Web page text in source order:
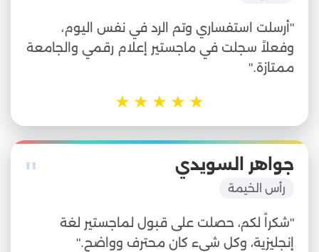
"أرسلت استفساري وتم الرد في نفس اليوم،
وفعلاً سجلت في ماجستير إعلام رقمي والجامعة
ممتازة."
★
★
★
★
★
" جواهر السويدي
رأس الخيمة
"شكراً لكم، حصلت على قبول لماجستير لغة
إنجليزية، وكل شيء كان محترف وواضح."